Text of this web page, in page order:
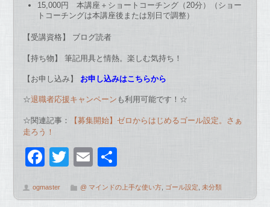
15,000円 本講座＋ショートコーチング（20分）（ショー
トコーチングは本講座後または別日で調整）
【受講資格】 ブログ読者
【持ち物】 筆記用具と情熱。楽しむ気持ち！
【お申し込み】 お申し込みはこちらから
☆退職者応援キャンペーン も利用可能です！☆
☆関連記事：
【募集開始】ゼロからはじめるゴール設定。さぁ
走ろう！
F
c
T
tt
E
ail
ogmaster @ マインドの上手な使い方 ゴール設定 ,未分類